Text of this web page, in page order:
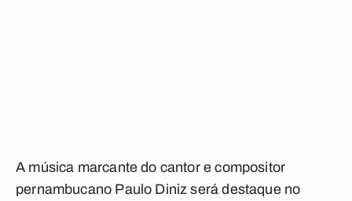
A música marcante do cantor e compositor
pernambucano Paulo Diniz será destaque no